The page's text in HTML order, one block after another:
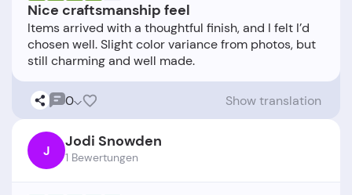
Nice craftsmanship feel
Items arrived with a thoughtful finish, and I felt I’d
chosen well. Slight color variance from photos, but
0 Show translation
J Jodi Snowden
1 Bewertungen